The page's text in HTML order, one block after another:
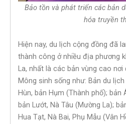
Bảo tồn và phát triển các bản
hóa truyền
Hiện nay, du lịch cộng đồng đã
thành công ở nhiều địa phương
La, nhất là các bản vùng cao
Mông sinh sống như: Bản du
Hùn, bản Hụm (Thành phố); bản
bản Lướt, Nà Tâu (Mường La);
Hua Tạt, Nà Bai, Phụ Mẫu (Vân